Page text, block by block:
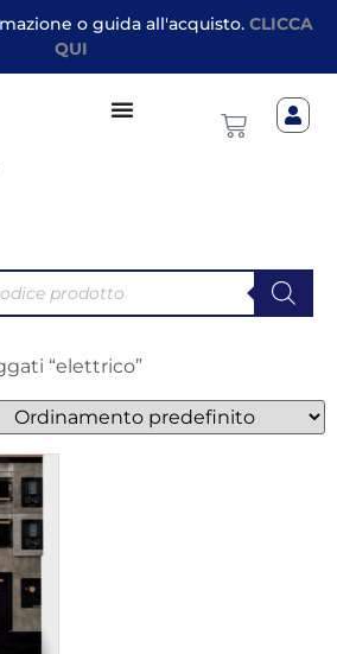
o guida all'acquisto. CLICCA
QUI
“elettrico”